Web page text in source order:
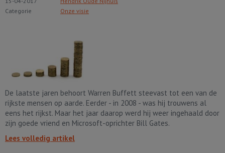
Categorie
Onze visie
De laatste jaren behoort Warren Buffett steevast tot een van de
rijkste mensen op aarde. Eerder - in 2008 - was hij trouwens al
eens het rijkst. Maar het jaar daarop werd hij weer ingehaald door
zijn goede vriend en Microsoft-oprichter Bill Gates.
Lees volledig artikel